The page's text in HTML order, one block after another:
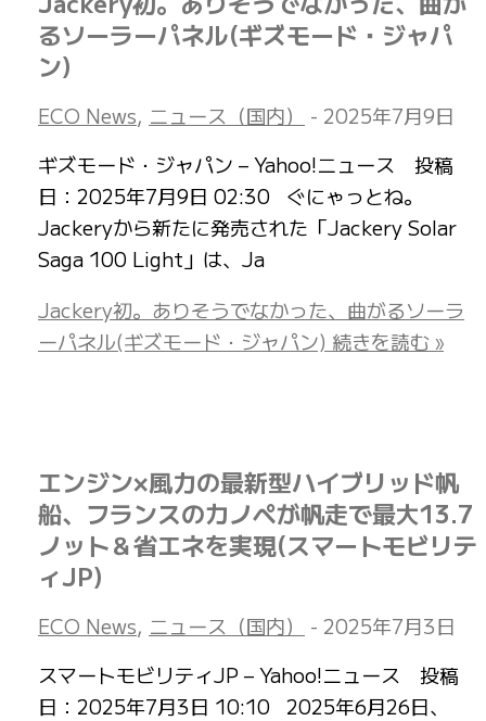
るソーラーパネル(ギズモード・ジャパ
ン)
ECO News, ニュース（国内） - 2025年7月9日
ギズモード・ジャパン – Yahoo!ニュース 投稿
日：2025年7月9日 02:30 ぐにゃっとね。
Jackeryから新たに発売された「Jackery Solar
Saga 100 Light」は、Ja
Jackery初。ありそうでなかった、曲がるソーラ
ーパネル(ギズモード・ジャパン) 続きを読む »
エンジン×風力の最新型ハイブリッド帆
船、フランスのカノペが帆走で最大13.7
ノット＆省エネを実現(スマートモビリテ
ィJP)
ECO News, ニュース（国内） - 2025年7月3日
スマートモビリティJP – Yahoo!ニュース 投稿
日：2025年7月3日 10:10 2025年6月26日、